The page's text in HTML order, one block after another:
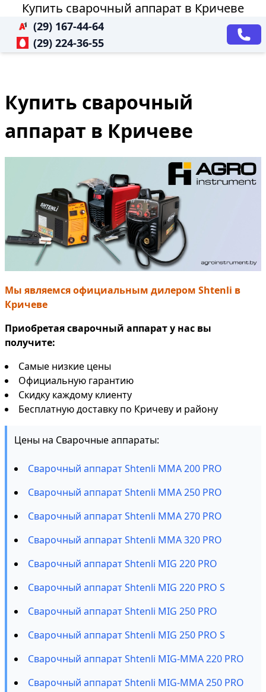
Купить сварочный аппарат в Кричеве
(29) 167-44-64
(29) 224-36-55
Купить сварочный
аппарат в Кричеве
Мы являемся официальным дилером Shtenli в
Кричеве
Приобретая сварочный аппарат у нас вы
получите:
Самые низкие цены
Официальную гарантию
Скидку каждому клиенту
Бесплатную доставку по Кричеву и району
Цены на Сварочные аппараты:
Сварочный аппарат Shtenli ММА 200 PRO
Сварочный аппарат Shtenli ММА 250 PRO
Сварочный аппарат Shtenli ММА 270 PRO
Сварочный аппарат Shtenli ММА 320 PRO
Сварочный аппарат Shtenli МIG 220 PRO
Сварочный аппарат Shtenli МIG 220 PRO S
Сварочный аппарат Shtenli МIG 250 PRO
Сварочный аппарат Shtenli МIG 250 PRO S
Сварочный аппарат Shtenli МIG-MMA 220 PRO
Сварочный аппарат Shtenli МIG-MMA 250 PRO